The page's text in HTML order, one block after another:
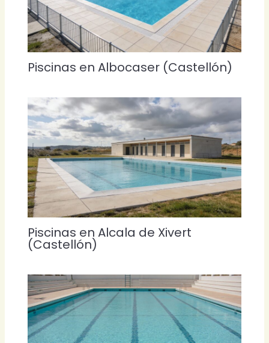
Piscinas en Albocaser (Castellón)
Piscinas en Alcala de Xivert
(Castellón)